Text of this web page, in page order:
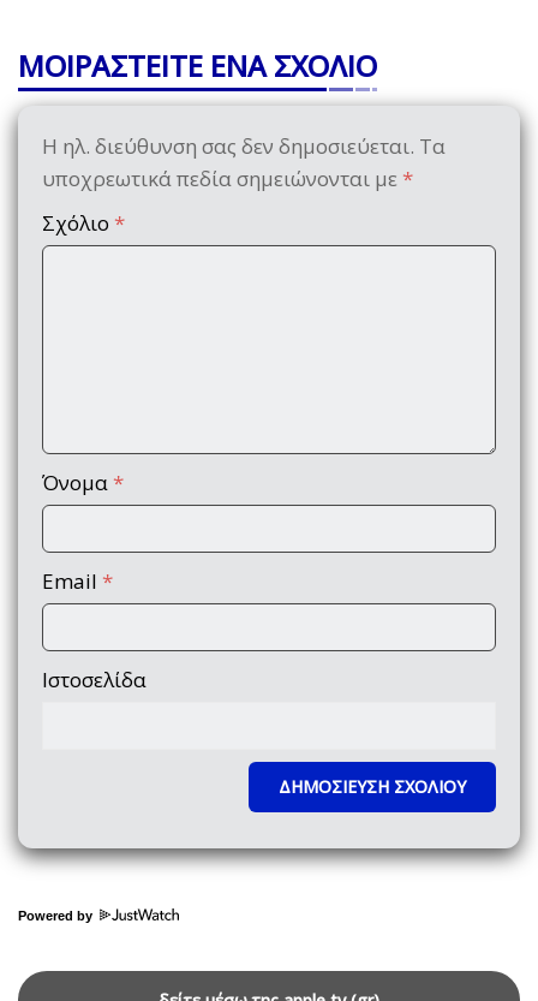
ΜΟΙΡΑΣΤΕΙΤΕ ΕΝΑ ΣΧΟΛΙΟ
Η ηλ. διεύθυνση σας δεν δημοσιεύεται. Τα
υποχρεωτικά πεδία σημειώνονται με *
Σχόλιο *
Όνομα *
Email *
Ιστοσελίδα
Powered by